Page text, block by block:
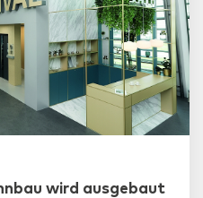
wird ausgebaut